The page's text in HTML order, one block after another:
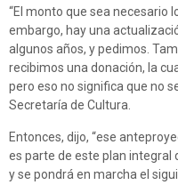
“El monto que sea necesario
embargo, hay una
algunos años, y pedimos.
recibimos una donación, la
pero eso no significa que no
Secretaría de Cultura.
Entonces, dijo, “ese
es parte de este plan
y se pondrá en marcha el